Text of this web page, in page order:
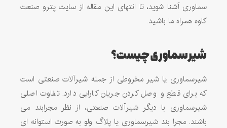
سماوری آشنا شوید، تا انتهای این مقاله از سایت پترو صنعت
کاوه همراه ما باشید.
شیر سماوری چیست؟
شیرسماوری یا شیر مخروطی از جمله شیرآلات صنعتی است
که برای قطع و وصل کردن جریان کارایی دارد. تفاوت اصلی
شیرسماوری با دیگر شیرآلات صنعتی، از نظر مجرابند می
باشند. مجرا بند شیرسماوری یا پلاگ ولو به صورت استوانه ای